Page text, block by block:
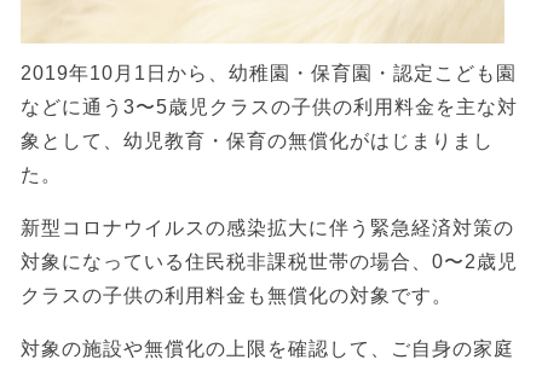
2019年10月1日から、幼稚園・保育園・認定こども園
などに通う3〜5歳児クラスの子供の利用料金を主な対
象として、幼児教育・保育の無償化がはじまりまし
た。
新型コロナウイルスの感染拡大に伴う緊急経済対策の
対象になっている住民税非課税世帯の場合、0〜2歳児
クラスの子供の利用料金も無償化の対象です。
対象の施設や無償化の上限を確認して、ご自身の家庭